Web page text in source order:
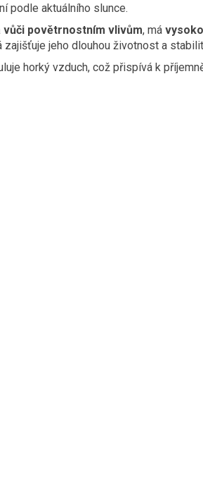
podle aktuálního slunce.
vůči povětrnostním vlivům, má
zajišťuje jeho dlouhou životnost a
horký vzduch, což přispívá k